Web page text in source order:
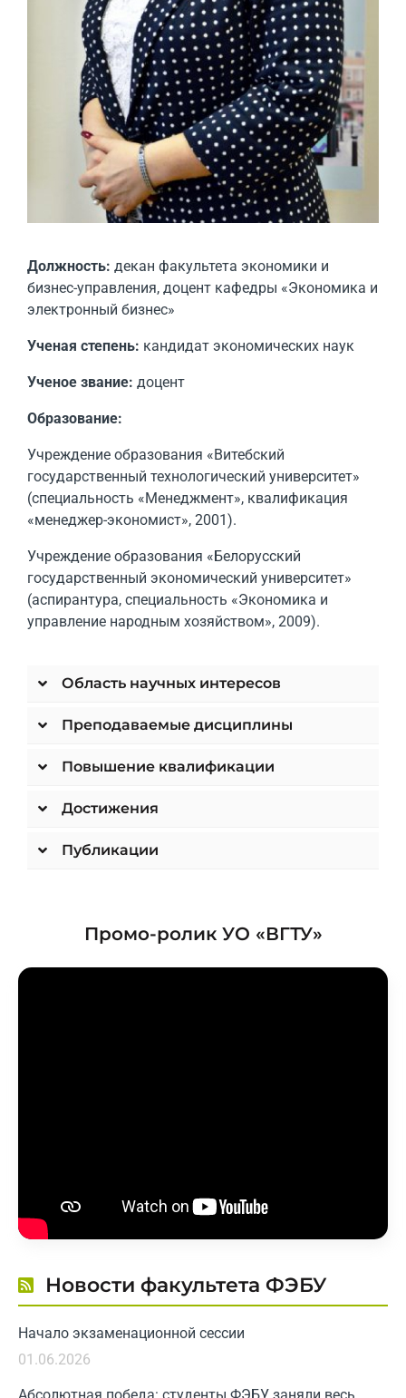
Должность: декан факультета экономики и
бизнес-управления, доцент кафедры «Экономика и
электронный бизнес»
Ученая степень: кандидат экономических наук
Ученое звание: доцент
Образование:
Учреждение образования «Витебский
государственный технологический университет»
(специальность «Менеджмент», квалификация
«менеджер-экономист», 2001).
Учреждение образования «Белорусский
государственный экономический университет»
(аспирантура, специальность «Экономика и
управление народным хозяйством», 2009).
Область научных интересов
Преподаваемые дисциплины
Повышение квалификации
Достижения
Публикации
Промо-ролик УО «ВГТУ»
Новости факультета ФЭБУ
Начало экзаменационной сессии
01.06.2026
Абсолютная победа: студенты ФЭБУ заняли весь